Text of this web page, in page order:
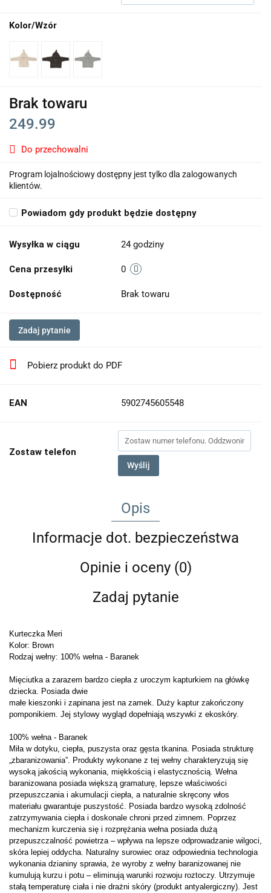
Kolor/Wzór
Brak towaru
249.99
Do przechowalni
Program lojalnościowy dostępny jest tylko dla zalogowanych
klientów.
Powiadom gdy produkt będzie dostępny
Wysyłka w ciągu 24 godziny
Cena przesyłki 0
Dostępność Brak towaru
Zadaj pytanie
Pobierz produkt do PDF
EAN 5902745605548
Zostaw telefon
Wyślij
Opis
Informacje dot. bezpieczeństwa
Opinie i oceny (0)
Zadaj pytanie
Kurteczka Meri
Kolor: Brown
Rodzaj wełny: 100% wełna - Baranek
Mięciutka a zarazem bardzo ciepła z uroczym kapturkiem na główkę
dziecka. Posiada dwie
małe kieszonki i zapinana jest na zamek. Duży kaptur zakończony
pomponikiem. Jej stylowy wygląd dopełniają wszywki z ekoskóry.
100% wełna - Baranek
Miła w dotyku, ciepła, puszysta oraz gęsta tkanina. Posiada strukturę
„zbaranizowania”. Produkty wykonane z tej wełny charakteryzują się
wysoką jakością wykonania, miękkością i elastycznością. Wełna
baranizowana posiada większą gramaturę, lepsze właściwości
przepuszczania i akumulacji ciepła, a naturalnie skręcony włos
materiału gwarantuje puszystość. Posiada bardzo wysoką zdolność
zatrzymywania ciepła i doskonale chroni przed zimnem. Poprzez
mechanizm kurczenia się i rozprężania wełna posiada dużą
przepuszczalność powietrza – wpływa na lepsze odprowadzanie wilgoci,
skóra lepiej oddycha. Naturalny surowiec oraz odpowiednia technologia
wykonania dzianiny sprawia, że wyroby z wełny baranizowanej nie
kumulują kurzu i potu – eliminują warunki rozwoju roztoczy. Utrzymuje
stałą temperaturę ciała i nie drażni skóry (produkt antyalergiczny). Jest